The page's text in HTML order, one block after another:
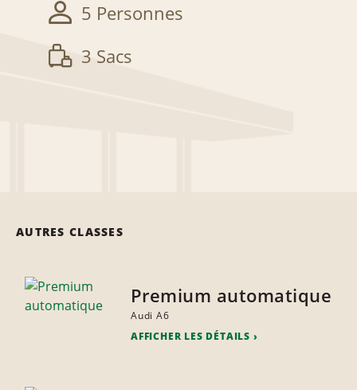
5 Personnes
3 Sacs
AUTRES CLASSES
Premium automatique
Audi A6
AFFICHER LES DÉTAILS